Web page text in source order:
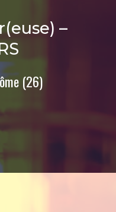
–
(26)